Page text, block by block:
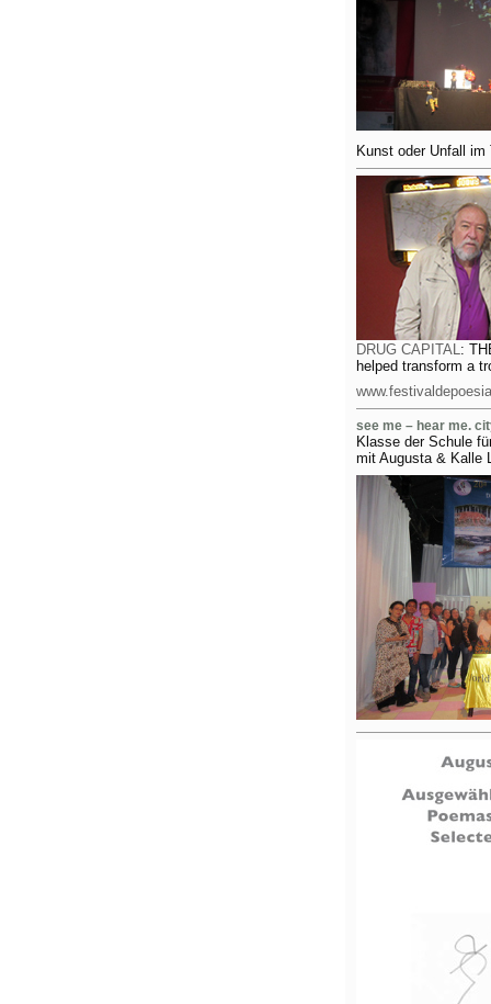
Kunst oder Unfall im
DRUG CAPITAL:
helped transform a
see me – hear me.
Klasse der Schule
mit Augusta & Kalle